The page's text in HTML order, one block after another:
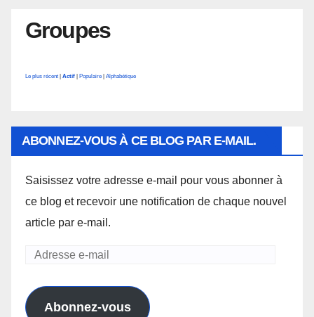
Groupes
Le plus récent Actif Populaire Alphabétique
ABONNEZ-VOUS À CE BLOG PAR E-MAIL.
Saisissez votre adresse e-mail pour vous abonner à
ce blog et recevoir une notification de chaque nouvel
article par e-mail.
Adresse
mail
Abonnez-vous